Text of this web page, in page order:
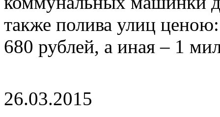
также полива улиц
680 рублей, а иная – 1
26.03.2015